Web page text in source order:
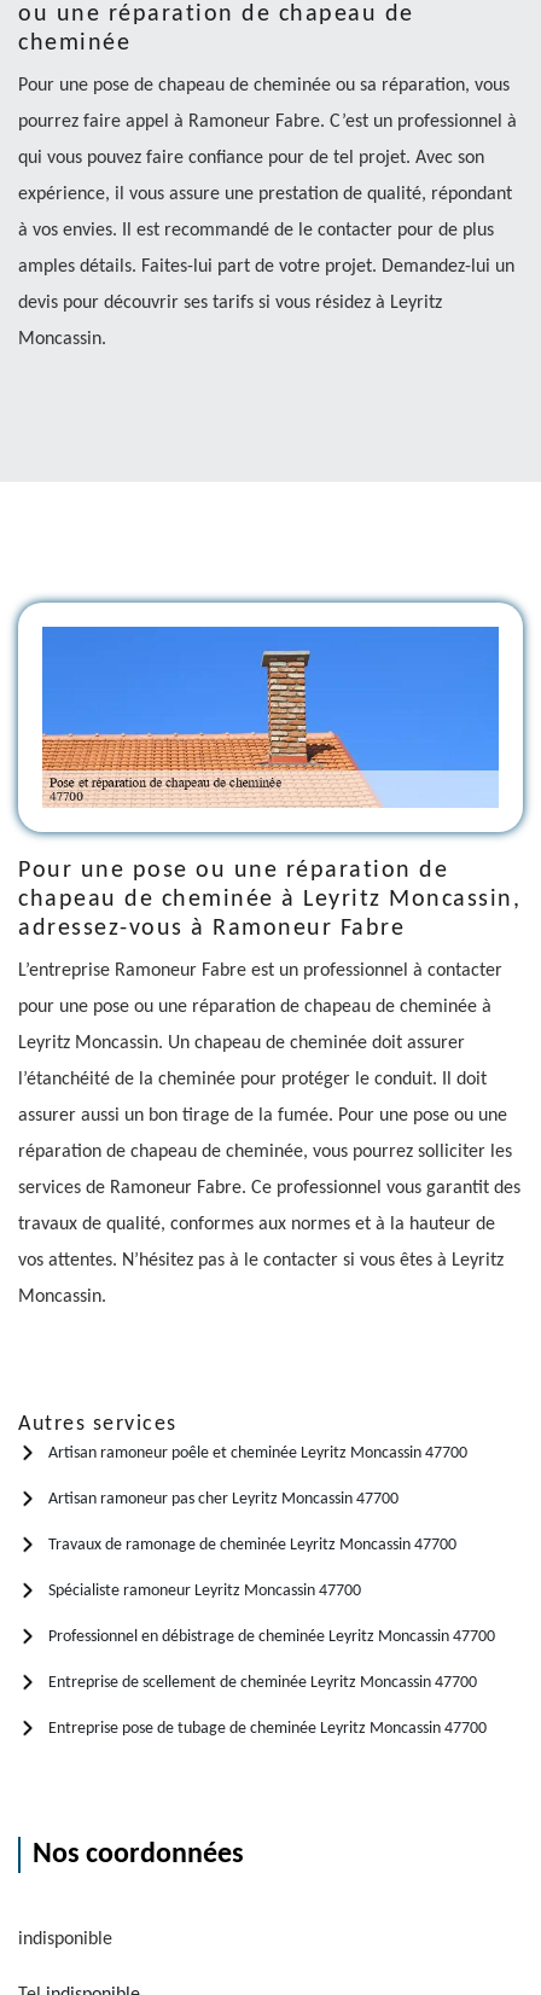
ou une réparation de chapeau de
cheminée
Pour une pose de chapeau de cheminée ou sa réparation, vous
pourrez faire appel à Ramoneur Fabre. C’est un professionnel à
qui vous pouvez faire confiance pour de tel projet. Avec son
expérience, il vous assure une prestation de qualité, répondant
à vos envies. Il est recommandé de le contacter pour de plus
amples détails. Faites-lui part de votre projet. Demandez-lui un
devis pour découvrir ses tarifs si vous résidez à Leyritz
Moncassin.
Pour une pose ou une réparation de
chapeau de cheminée à Leyritz Moncassin,
adressez-vous à Ramoneur Fabre
L’entreprise Ramoneur Fabre est un professionnel à contacter
pour une pose ou une réparation de chapeau de cheminée à
Leyritz Moncassin. Un chapeau de cheminée doit assurer
l’étanchéité de la cheminée pour protéger le conduit. Il doit
assurer aussi un bon tirage de la fumée. Pour une pose ou une
réparation de chapeau de cheminée, vous pourrez solliciter les
services de Ramoneur Fabre. Ce professionnel vous garantit des
travaux de qualité, conformes aux normes et à la hauteur de
vos attentes. N’hésitez pas à le contacter si vous êtes à Leyritz
Moncassin.
Autres services
Artisan ramoneur poêle et cheminée Leyritz Moncassin 47700
Artisan ramoneur pas cher Leyritz Moncassin 47700
Travaux de ramonage de cheminée Leyritz Moncassin 47700
Spécialiste ramoneur Leyritz Moncassin 47700
Professionnel en débistrage de cheminée Leyritz Moncassin 47700
Entreprise de scellement de cheminée Leyritz Moncassin 47700
Entreprise pose de tubage de cheminée Leyritz Moncassin 47700
Nos coordonnées
indisponible